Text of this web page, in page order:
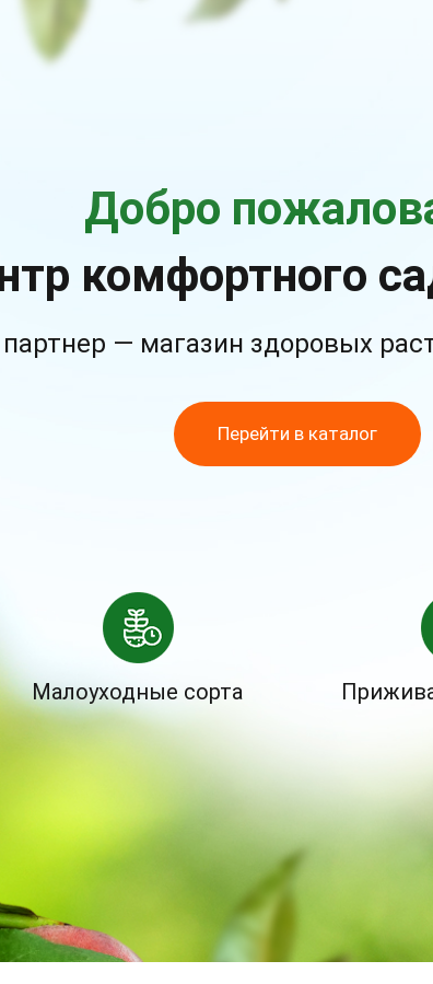
Добро
комфортного
— магазин здоровых
Перейти в каталог
Малоуходные сорта